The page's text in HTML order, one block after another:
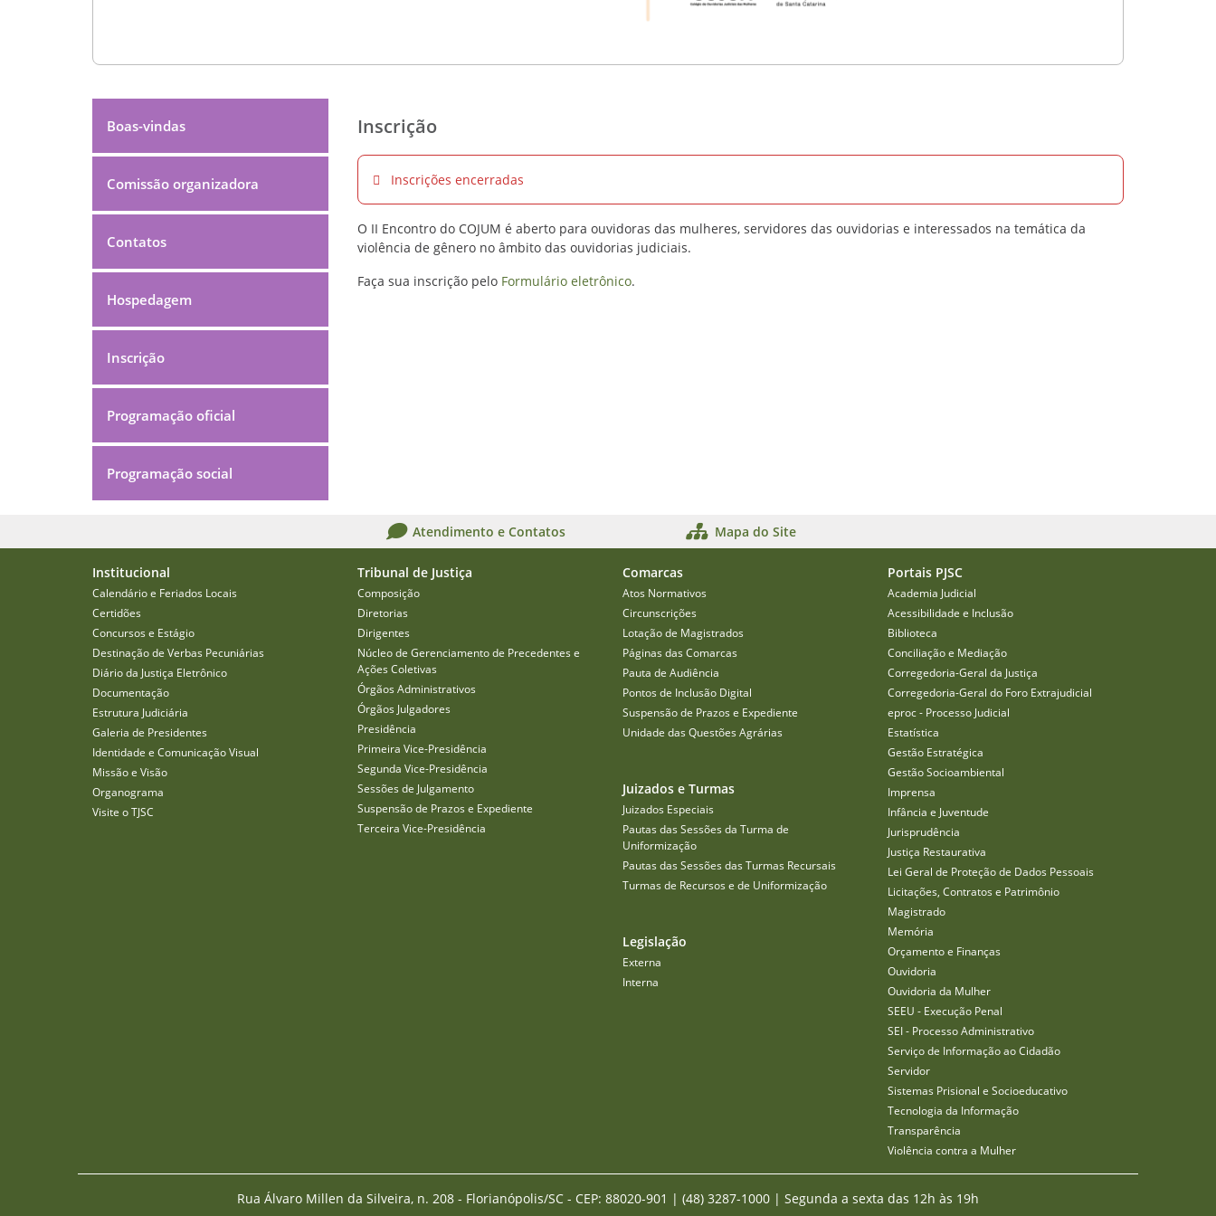
Boas-vindas
Comissão organizadora
Contatos
Hospedagem
Inscrição
Programação oficial
Programação social
Inscrição
Inscrições encerradas
O II Encontro do COJUM é aberto para ouvidoras das mulheres, servidores das ouvidorias e interessados na temática da
violência de gênero no âmbito das ouvidorias judiciais.
Faça sua inscrição pelo Formulário eletrônico.
Atendimento e Contatos Mapa do Site
Institucional
Calendário e Feriados Locais
Certidões
Concursos e Estágio
Destinação de Verbas Pecuniárias
Diário da Justiça Eletrônico
Documentação
Estrutura Judiciária
Galeria de Presidentes
Identidade e Comunicação Visual
Missão e Visão
Organograma
Visite o TJSC
Tribunal de Justiça
Composição
Diretorias
Dirigentes
Núcleo de Gerenciamento de Precedentes e
Ações Coletivas
Órgãos Administrativos
Órgãos Julgadores
Presidência
Primeira Vice-Presidência
Segunda Vice-Presidência
Sessões de Julgamento
Suspensão de Prazos e Expediente
Terceira Vice-Presidência
Comarcas
Atos Normativos
Circunscrições
Lotação de Magistrados
Páginas das Comarcas
Pauta de Audiência
Pontos de Inclusão Digital
Suspensão de Prazos e Expediente
Unidade das Questões Agrárias
Juizados e Turmas
Juizados Especiais
Pautas das Sessões da Turma de
Uniformização
Pautas das Sessões das Turmas Recursais
Turmas de Recursos e de Uniformização
Legislação
Externa
Interna
Portais PJSC
Academia Judicial
Acessibilidade e Inclusão
Biblioteca
Conciliação e Mediação
Corregedoria-Geral da Justiça
Corregedoria-Geral do Foro Extrajudicial
eproc - Processo Judicial
Estatística
Gestão Estratégica
Gestão Socioambiental
Imprensa
Infância e Juventude
Jurisprudência
Justiça Restaurativa
Lei Geral de Proteção de Dados Pessoais
Licitações, Contratos e Patrimônio
Magistrado
Memória
Orçamento e Finanças
Ouvidoria
Ouvidoria da Mulher
SEEU - Execução Penal
SEI - Processo Administrativo
Serviço de Informação ao Cidadão
Servidor
Sistemas Prisional e Socioeducativo
Tecnologia da Informação
Transparência
Violência contra a Mulher
Rua Álvaro Millen da Silveira, n. 208 - Florianópolis/SC - CEP: 88020-901 | (48) 3287-1000 | Segunda a sexta das 12h às 19h